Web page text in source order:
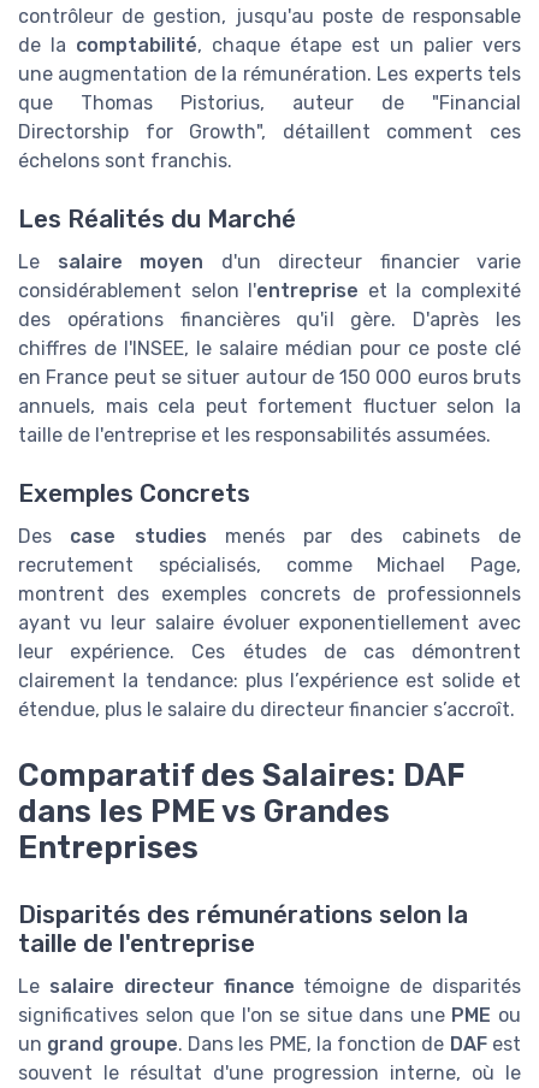
contrôleur de gestion, jusqu'au poste de responsable
de la comptabilité, chaque étape est un palier vers
une augmentation de la rémunération. Les experts tels
que Thomas Pistorius, auteur de "Financial
Directorship for Growth", détaillent comment ces
échelons sont franchis.
Les Réalités du Marché
Le salaire moyen d'un directeur financier varie
considérablement selon l'entreprise et la complexité
des opérations financières qu'il gère. D'après les
chiffres de l'INSEE, le salaire médian pour ce poste clé
en France peut se situer autour de 150 000 euros bruts
annuels, mais cela peut fortement fluctuer selon la
taille de l'entreprise et les responsabilités assumées.
Exemples Concrets
Des case studies menés par des cabinets de
recrutement spécialisés, comme Michael Page,
montrent des exemples concrets de professionnels
ayant vu leur salaire évoluer exponentiellement avec
leur expérience. Ces études de cas démontrent
clairement la tendance: plus l’expérience est solide et
étendue, plus le salaire du directeur financier s’accroît.
Comparatif des Salaires: DAF
dans les PME vs Grandes
Entreprises
Disparités des rémunérations selon la
taille de l'entreprise
Le salaire directeur finance témoigne de disparités
significatives selon que l'on se situe dans une PME ou
un grand groupe. Dans les PME, la fonction de DAFest
souvent le résultat d'une progression interne, où le